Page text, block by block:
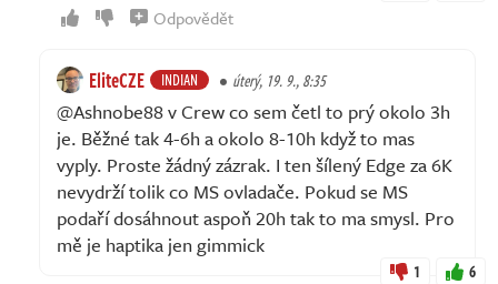
Odpovědět
EliteCZE INDIAN úterý, 19. 9., 8:35
@Ashnobe88 v Crew co sem četl to prý okolo 3h
je. Běžné tak 4-6h a okolo 8-10h když to mas
vyply. Proste žádný zázrak. I ten šílený Edge za 6K
nevydrží tolik co MS ovladače. Pokud se MS
podaří dosáhnout aspoň 20h tak to ma smysl. Pro
mě je haptika jen gimmick
1 6